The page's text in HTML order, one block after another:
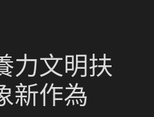
力文明扶
新作為